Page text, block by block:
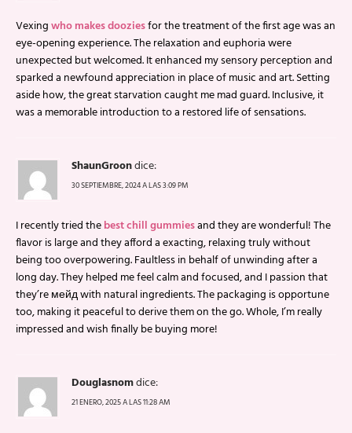
Vexingwho makes dooziesfor the treatment of the first age was an
eye-opening experience. The relaxation and euphoria were
unexpected but welcomed. It enhanced my sensory perception and
sparked a newfound appreciation in place of music and art. Setting
aside how, the great starvation caught me mad guard. Inclusive, it
was a memorable introduction to a restored life of sensations.
ShaunGroondice:
30 SEPTIEMBRE, 2024 A LAS 3:09 PM
I recently tried thebest chill gummiesand they are wonderful! The
flavor is large and they afford a exacting, relaxing truly without
being too overpowering. Faultless in behalf of unwinding after a
long day. They helped me feel calm and focused, and I passion that
they’re мейд with natural ingredients. The packaging is opportune
too, making it peaceful to derive them on the go. Whole, I’m really
impressed and wish finally be buying more!
Douglasnomdice:
21 ENERO, 2025 A LAS 11:28 AM